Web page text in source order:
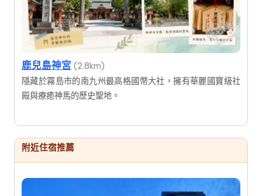
鹿兒島神宮 (2.8km)
隱藏於霧島市的南九州最高格國幣大社，擁有華麗國寶級社
殿與療癒神馬的歷史聖地。
附近住宿推薦